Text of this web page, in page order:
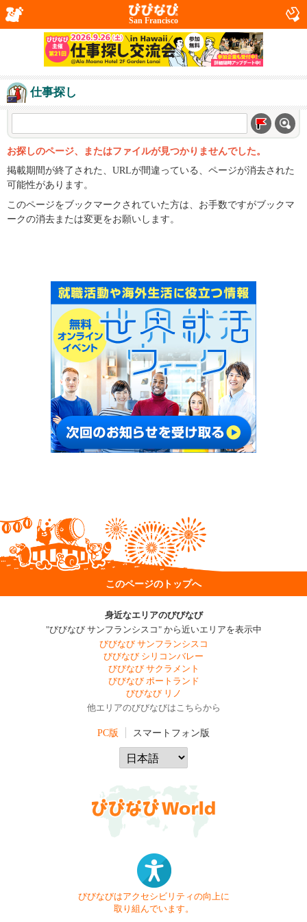
San Francisco
仕事探し
お探しのページ、またはファイルが見つかりませんでした。
掲載期間が終了された、URLが間違っている、ページが消去された
可能性があります。
このページをブックマークされていた方は、お手数ですがブックマ
ークの消去または変更をお願いします。
このページのトップへ
身近なエリアのびびなび
"びびなび サンフランシスコ" から近いエリアを表示中
びびなび サンフランシスコ
びびなび シリコンバレー
びびなび サクラメント
びびなび ポートランド
びびなび リノ
他エリアのびびなびはこちらから
PC版 スマートフォン版
びびなびはアクセシビリティの向上に
取り組んでいます。